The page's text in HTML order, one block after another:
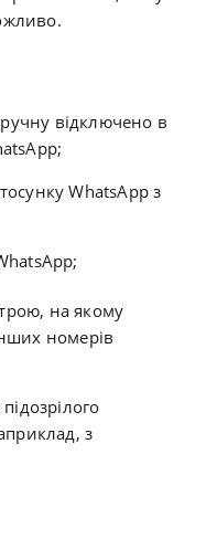
відключено в
WhatsApp з
на якому
номерів
з